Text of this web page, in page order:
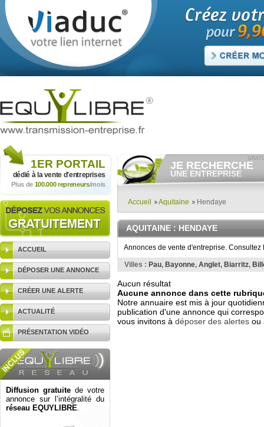
1ER PORTAIL
dédié à la vente d'entreprises
Plus de 100.000 repreneurs/mois
ACCUEIL
DÉPOSER UNE ANNONCE
CRÉER UNE ALERTE
ACTUALITÉ
PRÉSENTATION VIDÉO
Diffusion gratuite de votre
annonce sur l’intégralité du
réseau EQUYLIBRE.
JE RECHERCHE
UNE ENTREPRISE
Consulter gratuitementles
vendre.
Et/ou déposergratuitement
votre recherche d'entreprise.
RECHERCHER UNE
ANNONCE
Accueil Aquitaine Hendaye
AQUITAINE: HENDAYE
Annonces de vente d'entreprise.
Villes : Pau, Bayonne, Anglet, Biarritz,
Aucun résultat
Aucune annonce dans cette
Notre annuaire est mis à jour
publication d'une annonce qui
vous invitons à déposer des alertes ou